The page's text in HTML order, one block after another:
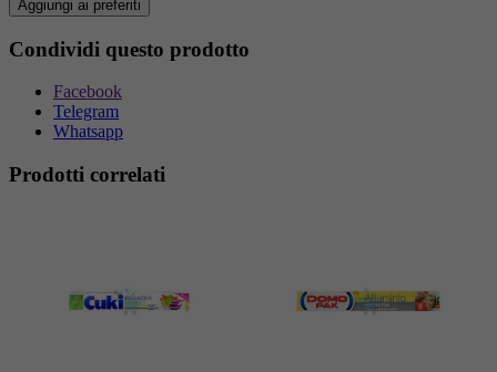
Aggiungi ai preferiti
Condividi questo prodotto
Facebook
Telegram
Whatsapp
Prodotti correlati